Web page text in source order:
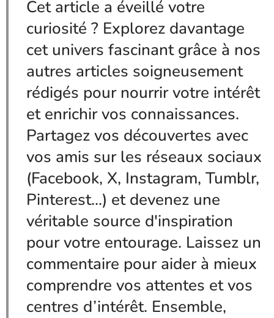
Cet article a éveillé votre
curiosité ? Explorez davantage
cet univers fascinant grâce à nos
autres articles soigneusement
rédigés pour nourrir votre intérêt
et enrichir vos connaissances.
Partagez vos découvertes avec
vos amis sur les réseaux sociaux
(Facebook, X, Instagram, Tumblr,
Pinterest...) et devenez une
véritable source d'inspiration
pour votre entourage. Laissez un
commentaire pour aider à mieux
comprendre vos attentes et vos
centres d’intérêt. Ensemble,